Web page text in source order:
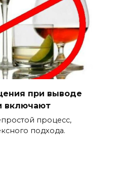
при выводе
включают
процесс,
подхода.